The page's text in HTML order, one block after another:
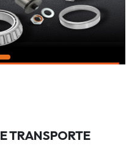
TRANSPORTE